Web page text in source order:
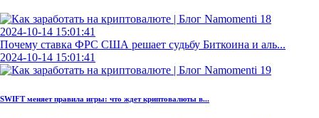
2024-10-14 15:01:41
Почему ставка ФРС США решает судьбу Биткоина и аль...
2024-10-14 15:01:41
SWIFT меняет правила игры: что ждет криптовалюты в...